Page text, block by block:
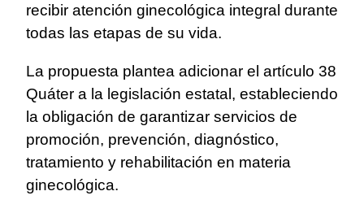
recibir atención ginecológica integral durante
todas las etapas de su vida.
La propuesta plantea adicionar el artículo 38
Quáter a la legislación estatal, estableciendo
la obligación de garantizar servicios de
promoción, prevención, diagnóstico,
tratamiento y rehabilitación en materia
ginecológica.